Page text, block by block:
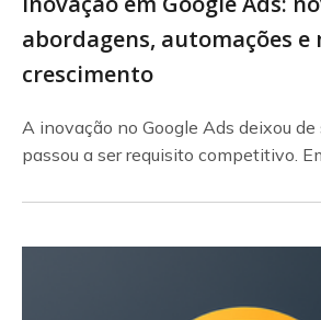
abordagens, automações e
crescimento
A inovação no Google Ads deixou
passou a ser requisito competitivo.